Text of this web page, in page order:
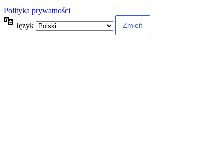
Polityka prywatności
Język